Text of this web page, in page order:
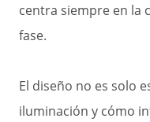
centra siempre en la
fase.
El diseño no es solo
iluminación y cómo